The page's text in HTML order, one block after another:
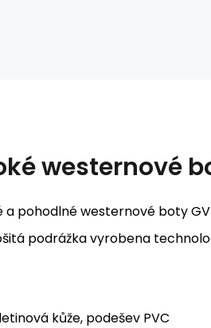
westernové
a pohodlné westernové boty
podrážka vyrobena
kůže, podešev PVC